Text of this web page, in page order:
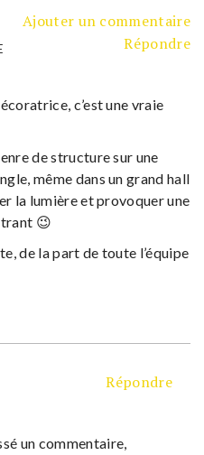
Ajouter un commentaire
Répondre
c’est une vraie
de structure sur une
même dans un grand hall
la lumière et provoquer une
😉
de la part de toute l’équipe
Répondre
un commentaire,